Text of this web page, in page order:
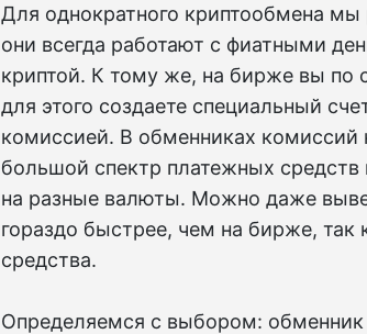
Для однократного криптообмена
они всегда работают с фиатными
криптой. К тому же, на бирже вы по
для этого создаете специальный
комиссией. В обменниках комиссий
большой спектр платежных
на разные валюты. Можно даже
гораздо быстрее, чем на бирже, так
средства.
Определяемся с выбором: обменник